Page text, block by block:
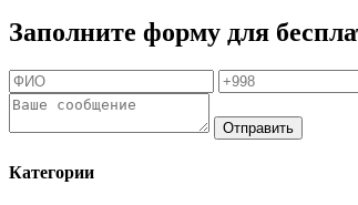
Заполните форму для
Отправить
Категории